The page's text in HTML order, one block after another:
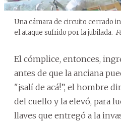
Una cámara de circuito cerrado
el ataque sufrido por la jubilada.
El cómplice, entonces,
antes de que la anciana
"¡salí de acá!”, el hombre
del cuello y la elevó, para
llaves que entregó a la